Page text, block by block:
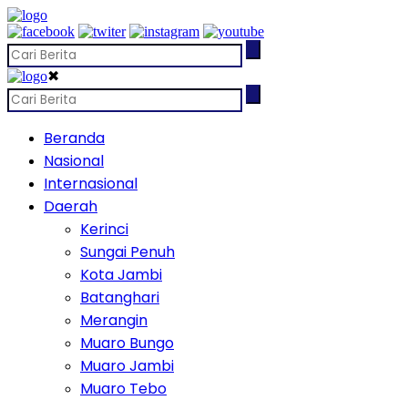
✖
Beranda
Nasional
Internasional
Daerah
Kerinci
Sungai Penuh
Kota Jambi
Batanghari
Merangin
Muaro Bungo
Muaro Jambi
Muaro Tebo